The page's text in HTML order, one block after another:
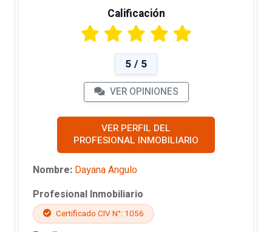
Calificación
5 / 5
VER OPINIONES
VER PERFIL DEL
PROFESIONAL INMOBILIARIO
Nombre: Dayana Angulo
Profesional Inmobiliario
Certificado CIV N°: 1056